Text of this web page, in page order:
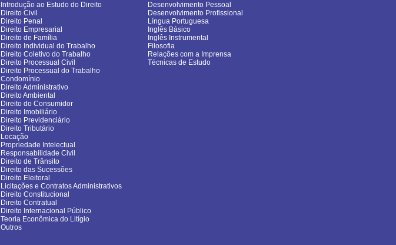
Introdução ao Estudo do Direito
Direito Civil
Direito Penal
Direito Empresarial
Direito de Família
Direito Individual do Trabalho
Direito Coletivo do Trabalho
Direito Processual Civil
Direito Processual do Trabalho
Condomínio
Direito Administrativo
Direito Ambiental
Direito do Consumidor
Direito Imobiliário
Direito Previdenciário
Direito Tributário
Locação
Propriedade Intelectual
Responsabilidade Civil
Direito de Trânsito
Direito das Sucessões
Direito Eleitoral
Licitações e Contratos Administrativos
Direito Constitucional
Direito Contratual
Direito Internacional Público
Teoria Econômica do Litígio
Outros
Desenvolvimento Pessoal
Desenvolvimento Profissional
Língua Portuguesa
Inglês Básico
Inglês Instrumental
Filosofia
Relações com a Imprensa
Técnicas de Estudo